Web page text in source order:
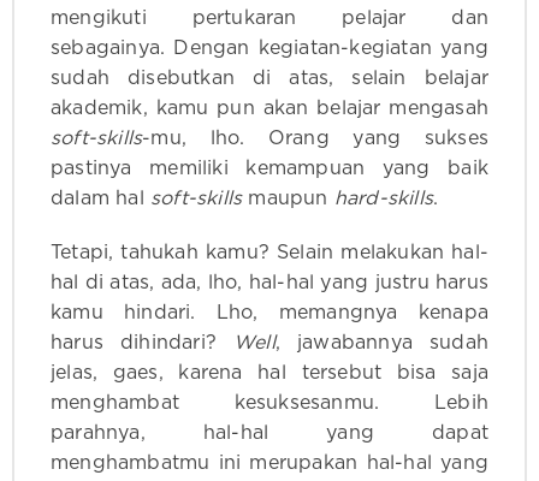
mengikuti pertukaran pelajar dan
sebagainya. Dengan kegiatan-kegiatan yang
sudah disebutkan di atas, selain belajar
akademik, kamu pun akan belajar mengasah
soft-skills-mu, lho. Orang yang sukses
pastinya memiliki kemampuan yang baik
dalam hal soft-skillsmaupun hard-skills.
Tetapi, tahukah kamu? Selain melakukan hal-
hal di atas, ada, lho, hal-hal yang justru harus
kamu hindari. Lho, memangnya kenapa
harus dihindari?
Well, jawabannya sudah
jelas, gaes, karena hal tersebut bisa saja
menghambat kesuksesanmu. Lebih
parahnya, hal-hal yang dapat
menghambatmu ini merupakan hal-hal yang